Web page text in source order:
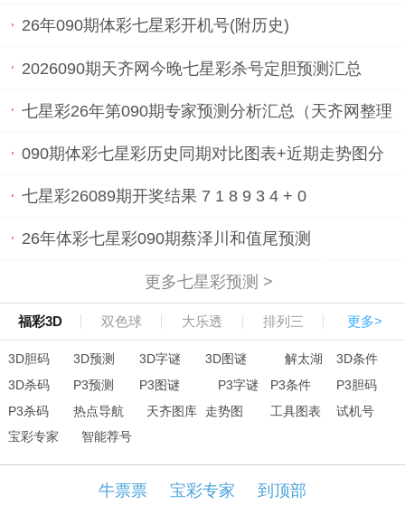
26年090期体彩七星彩开机号(附历史)
2026090期天齐网今晚七星彩杀号定胆预测汇总
七星彩26年第090期专家预测分析汇总（天齐网整理
发布）
090期体彩七星彩历史同期对比图表+近期走势图分
析七星彩26089期开奖结果 7 1 8 9 3 4 + 0
26年体彩七星彩090期蔡泽川和值尾预测
更多七星彩预测 >
福彩3D 双色球 大乐透 排列三 更多>
3D胆码 3D预测 3D字谜 3D图谜 解太湖
3D条件
3D杀码
P3预测 P3图谜 P3字谜 P3条件
P3胆码
P3杀码
热点导航 天齐图库 走势图 工具图表
试机号
宝彩专家
智能荐号
牛票票 宝彩专家 到顶部